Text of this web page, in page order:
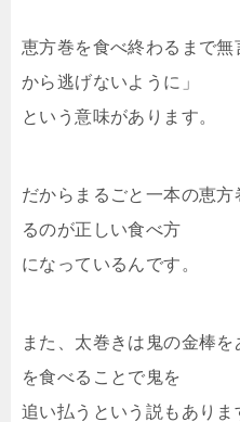
恵方巻を食べ終わるまで
から逃げないように」
という意味があります。
だからまるごと一本の恵
るのが正しい食べ方
になっているんです。
また、太巻きは鬼の金棒
を食べることで鬼を
追い払うという説もありま